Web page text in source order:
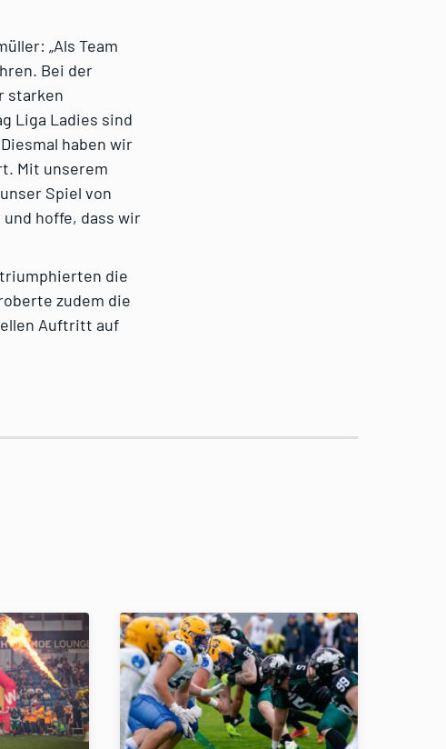
„Als Team
Bei der
starken
Liga Ladies sind
haben wir
Mit unserem
Spiel von
hoffe, dass wir
triumphierten die
zudem die
Auftritt auf